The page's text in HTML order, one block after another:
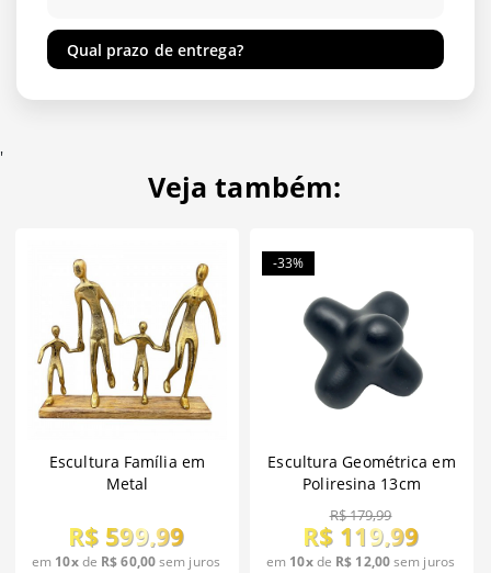
Qual prazo de entrega?
'
Veja também:
Escultura Família em
Metal
R$ 599,99
em 10xde R$ 60,00sem juros
-33%
Escultura Geométrica em
Poliresina 13cm
R$ 179,99
R$ 119,99
em 10xde R$ 12,00sem juros